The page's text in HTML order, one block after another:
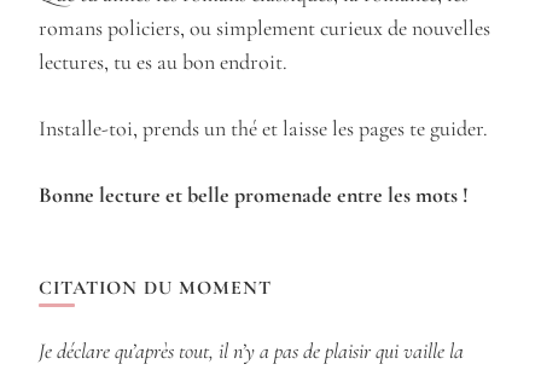
romans policiers, ou simplement curieux de nouvelles
lectures, tu es au bon endroit.
Installe-toi, prends un thé et laisse les pages te guider.
Bonne lecture et belle promenade entre les mots !
CITATION DU MOMENT
Je déclare qu’après tout, il n’y a pas de plaisir qui vaille la